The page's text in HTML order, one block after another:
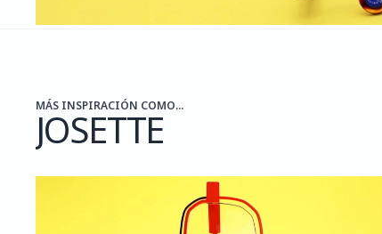
MÁS INSPIRACIÓN COMO...
JOSETTE